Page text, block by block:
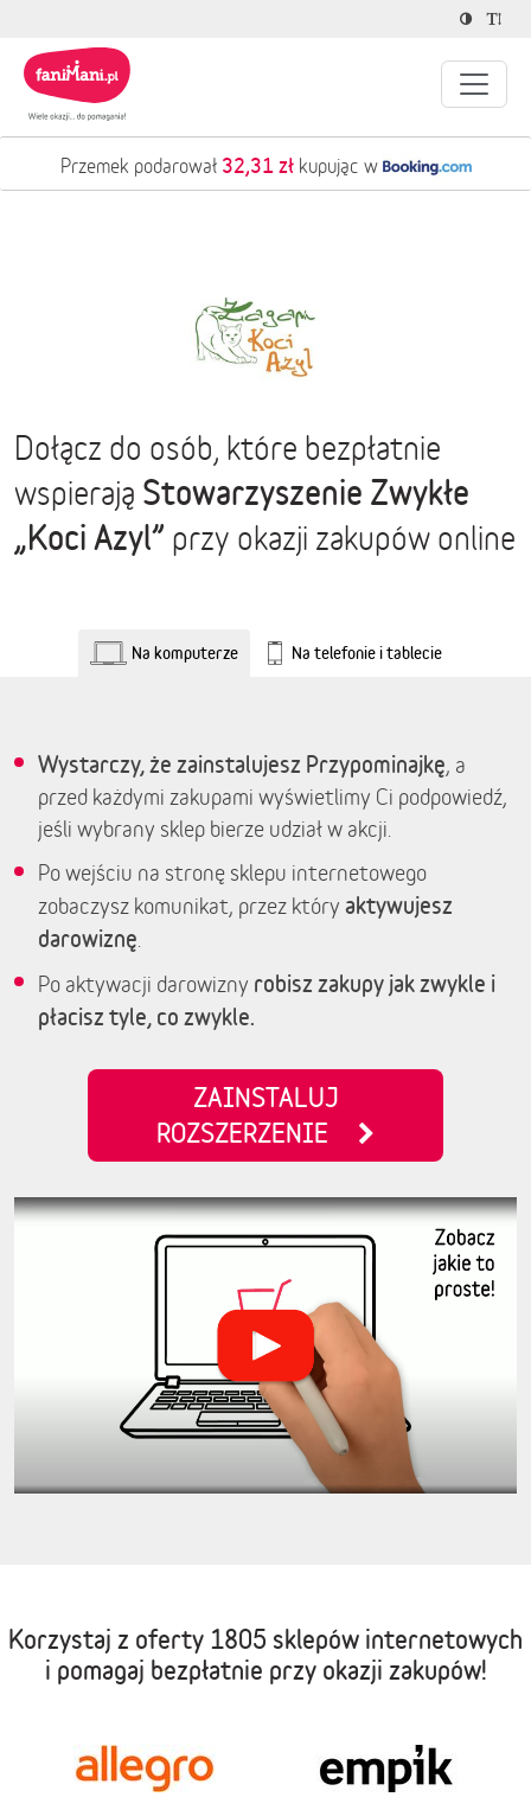
Przemek podarował 32,31 złkupując w
Dołącz do osób, które bezpłatnie
wspierają Stowarzyszenie Zwykłe
„Koci Azyl” przy okazji zakupów online
Na komputerze Na telefonie i tablecie
Wystarczy, że zainstalujesz Przypominajkę, a
przed każdymi zakupami wyświetlimy Ci podpowiedź,
jeśli wybrany sklep bierze udział w akcji.
Po wejściu na stronę sklepu internetowego
zobaczysz komunikat, przez który aktywujesz
darowiznę
Po aktywacji darowizny robisz zakupy jak zwykle i
płacisz tyle, co zwykle.
ZAINSTALUJ
ROZSZERZENIE
Korzystaj z oferty 1805 sklepów internetowych
i pomagaj bezpłatnie przy okazji zakupów!